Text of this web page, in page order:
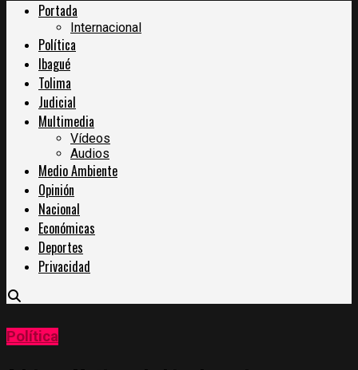
Portada
Internacional
Política
Ibagué
Tolima
Judicial
Multimedia
Vídeos
Audios
Medio Ambiente
Opinión
Nacional
Económicas
Deportes
Privacidad
Política